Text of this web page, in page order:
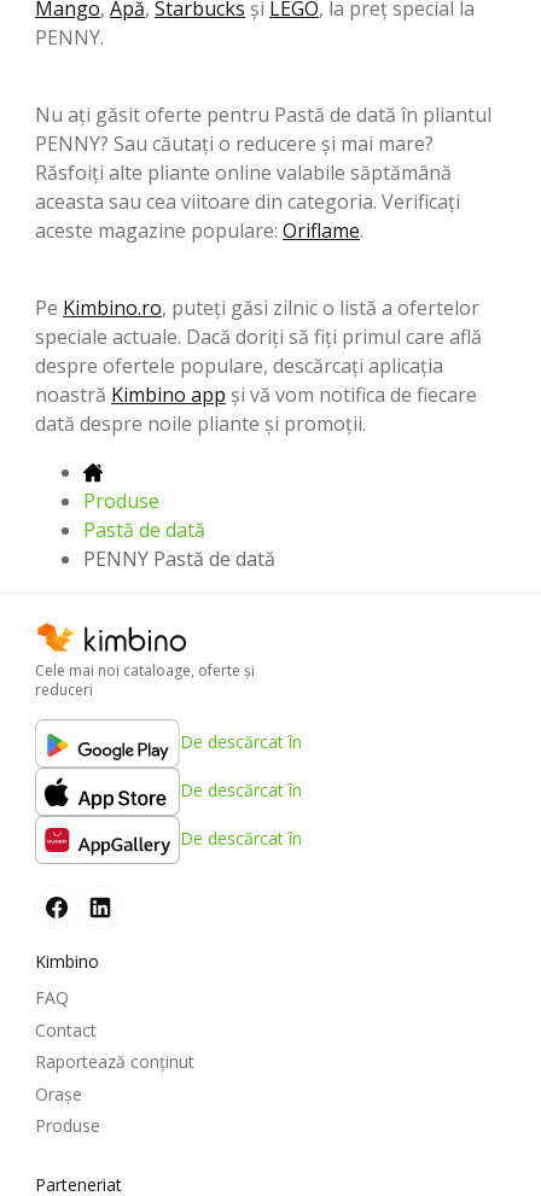
Mango, Apă, Starbucks şi LEGO, la preț special la
PENNY.
Nu ați găsit oferte pentru Pastă de dată în pliantul
PENNY? Sau căutați o reducere și mai mare?
Răsfoiți alte pliante online valabile săptămână
aceasta sau cea viitoare din categoria. Verificați
aceste magazine populare: Oriflame.
Pe Kimbino.ro, puteți găsi zilnic o listă a ofertelor
speciale actuale. Dacă doriți să fiți primul care află
despre ofertele populare, descărcați aplicația
noastră Kimbino app și vă vom notifica de fiecare
dată despre noile pliante și promoții.
Produse
Pastă de dată
PENNY Pastă de dată
Cele mai noi cataloage, oferte şi
reduceri
De descărcat în
De descărcat în
De descărcat în
Kimbino
FAQ
Contact
Raportează conținut
Oraşe
Produse
Parteneriat